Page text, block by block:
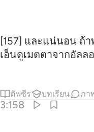
[157] และแน่นอน ถ้
เอ็นดูเมตตาจากอัลล
ตัฟซีร บทเรียน ภา
3:158